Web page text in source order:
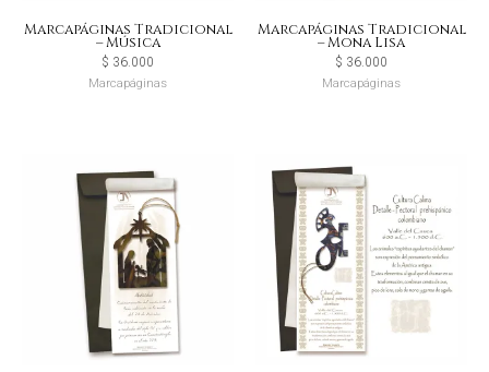
Marcapáginas Tradicional
– Música
$ 36.000
Marcapáginas
Marcapáginas Tradicional
– Mona Lisa
$ 36.000
Marcapáginas